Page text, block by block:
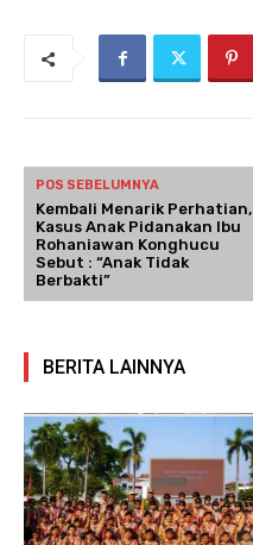
POS SEBELUMNYA
Kembali Menarik Perhatian,
Kasus Anak Pidanakan Ibu
Rohaniawan Konghucu
Sebut : “Anak Tidak
Berbakti”
BERITA LAINNYA